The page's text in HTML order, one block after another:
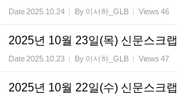
Date2025.10.24 By 이서하_GLB Views 46
2025년 10월 23일(목) 신문스크랩
Date2025.10.23 By 이서하_GLB Views 47
2025년 10월 22일(수) 신문스크랩